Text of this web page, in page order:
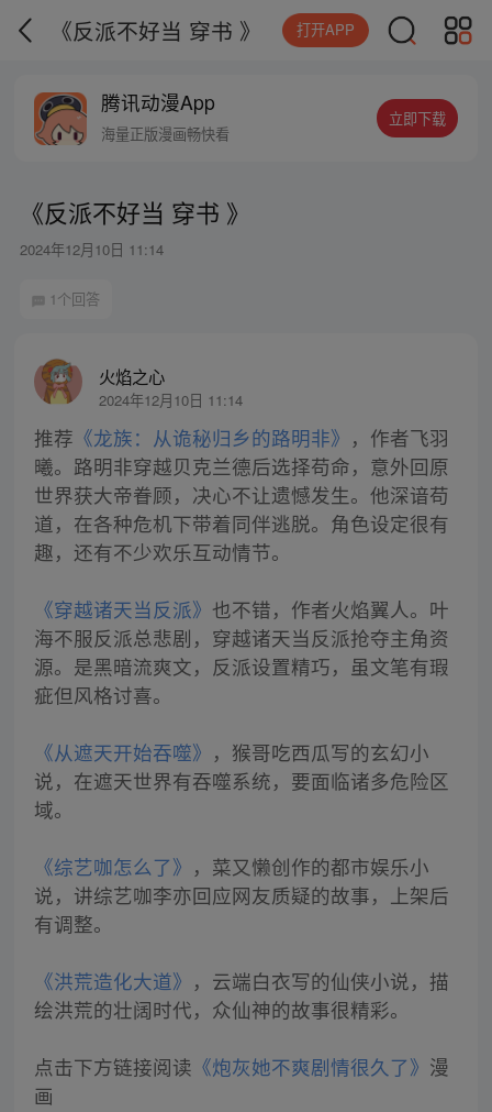
《反派不好当 穿书 》 打开APP
腾讯动漫App
海量正版漫画畅快看
立即下载
《反派不好当 穿书 》
2024年12月10日 11:14
1个回答
火焰之心
2024年12月10日 11:14
推荐 《龙族：从诡秘归乡的路明非》 ，作者飞羽
曦。路明非穿越贝克兰德后选择苟命，意外回原
世界获大帝眷顾，决心不让遗憾发生。他深谙苟
道，在各种危机下带着同伴逃脱。角色设定很有
趣，还有不少欢乐互动情节。
《穿越诸天当反派》 也不错，作者火焰翼人。叶
海不服反派总悲剧，穿越诸天当反派抢夺主角资
源。是黑暗流爽文，反派设置精巧，虽文笔有瑕
疵但风格讨喜。
《从遮天开始吞噬》 ，猴哥吃西瓜写的玄幻小
说，在遮天世界有吞噬系统，要面临诸多危险区
域。
《综艺咖怎么了》 ，菜又懒创作的都市娱乐小
说，讲综艺咖李亦回应网友质疑的故事，上架后
有调整。
《洪荒造化大道》 ，云端白衣写的仙侠小说，描
绘洪荒的壮阔时代，众仙神的故事很精彩。
点击下方链接阅读 《炮灰她不爽剧情很久了》 漫
画